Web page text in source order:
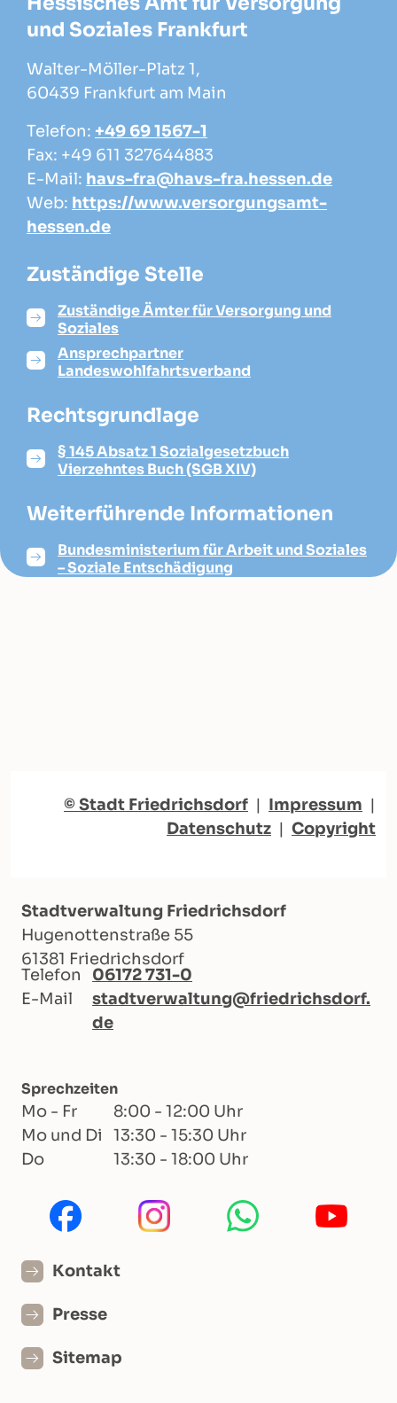
und Soziales Frankfurt
Walter-Möller-Platz 1,
60439 Frankfurt am Main
Telefon: +49 69 1567-1
Fax: +49 611 327644883
E-Mail: havs-fra@havs-fra.hessen.de
Web: https://www.versorgungsamt-
hessen.de
Zuständige Stelle
Zuständige Ämter für Versorgung und
Soziales
Ansprechpartner
Landeswohlfahrtsverband
Rechtsgrundlage
§ 145 Absatz 1 Sozialgesetzbuch
Vierzehntes Buch (SGB XIV)
Weiterführende Informationen
Bundesministerium für Arbeit und Soziales
– Soziale Entschädigung
© Stadt Friedrichsdorf | Impressum |
Datenschutz | Copyright
Stadtverwaltung Friedrichsdorf
Hugenottenstraße 55
61381 Friedrichsdorf
Telefon
06172 731-0
E-Mail
stadtverwaltung@friedrichsdorf.
de
Sprechzeiten
Mo - Fr
8:00 - 12:00 Uhr
Mo und Di
13:30 - 15:30 Uhr
Do
13:30 - 18:00 Uhr
Kontakt
Presse
Sitemap